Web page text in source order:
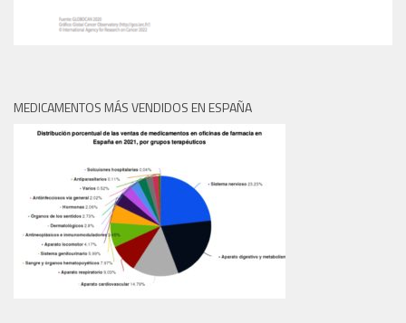
MEDICAMENTOS MÁS VENDIDOS EN ESPAÑA